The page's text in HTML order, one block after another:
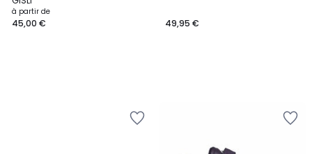
à partir de
45,00 € 49,95 €